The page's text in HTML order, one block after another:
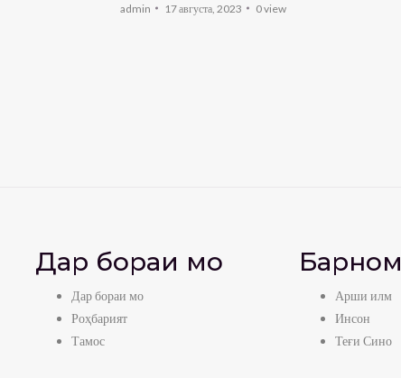
admin 17 августа, 2023 0view
Дар бораи мо
Дар бораи мо
Роҳбарият
Тамос
Арши илм
Инсон
Теғи Сино